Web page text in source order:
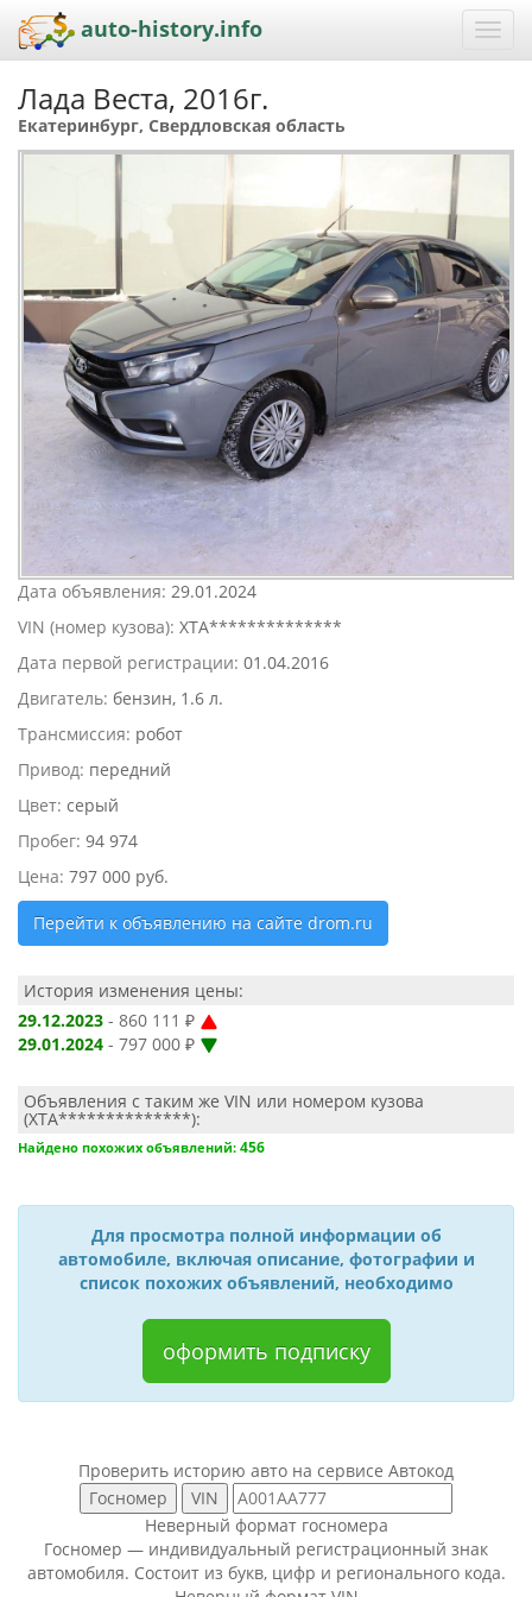
auto-history.info
Лада Веста, 2016г.
Екатеринбург, Свердловская область
Дата объявления: 29.01.2024
VIN (номер кузова): XTA**************
Дата первой регистрации: 01.04.2016
Двигатель: бензин, 1.6 л.
Трансмиссия: робот
Привод: передний
Цвет: серый
Пробег: 94 974
Цена: 797 000 руб.
Перейти к объявлению на сайте drom.ru
История изменения цены:
29.12.2023 - 860 111 ₽
29.01.2024 - 797 000 ₽
Объявления с таким же VIN или номером кузова
(XTA**************):
Найдено похожих объявлений: 456
Для просмотра полной информации об
автомобиле, включая описание, фотографии и
список похожих объявлений, необходимо
оформить подписку
Проверить историю авто на сервисе Автокод
Неверный формат госномера
Госномер — индивидуальный регистрационный знак
автомобиля. Состоит из букв, цифр и регионального кода.